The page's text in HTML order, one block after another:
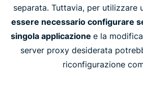
separata. Tuttavia, per utilizzare
essere necessario configurare
singola applicazione e la
server proxy desiderata
riconfigurazione